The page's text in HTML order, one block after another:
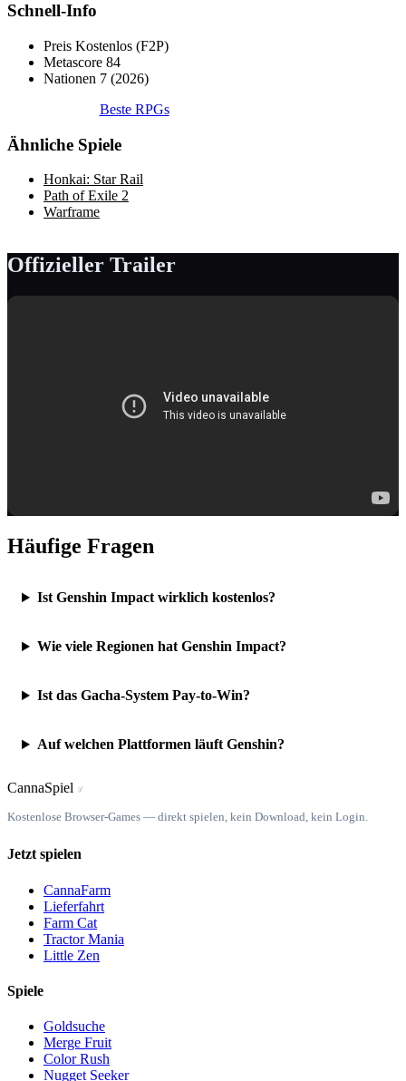
Schnell-Info
Preis Kostenlos (F2P)
Metascore 84
Nationen 7 (2026)
Beste RPGs
Ähnliche Spiele
Honkai: Star Rail
Path of Exile 2
Warframe
Offizieller Trailer
Häufige Fragen
Ist Genshin Impact wirklich kostenlos?
Wie viele Regionen hat Genshin Impact?
Ist das Gacha-System Pay-to-Win?
Auf welchen Plattformen läuft Genshin?
CannaSpiel ℒ
Kostenlose Browser-Games — direkt spielen, kein Download, kein Login.
Jetzt spielen
CannaFarm
Lieferfahrt
Farm Cat
Tractor Mania
Little Zen
Spiele
Goldsuche
Merge Fruit
Color Rush
Nugget Seeker